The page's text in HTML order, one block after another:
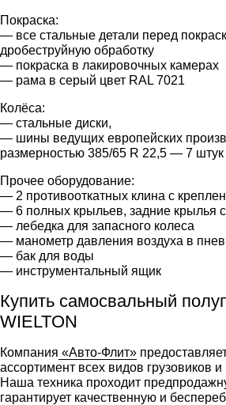
Покраска:
— все стальные детали перед
дробеструйную обработку
— покраска в лакировочных камерах
— рама в серый цвет RAL 7021
Колёса:
— стальные диски,
— шины ведущих европейских
размерностью 385/65 R 22,5 — 7 штук
Прочее оборудование:
— 2 противооткатных клина с
— 6 полных крыльев, задние крылья
— лебедка для запасного колеса
— манометр давления воздуха в
— бак для воды
— инструментальный ящик
Купить самосвальный
WIELTON
Компания «Авто-Флит»
ассортимент всех видов грузовиков
Наша техника проходит
гарантирует качественную и